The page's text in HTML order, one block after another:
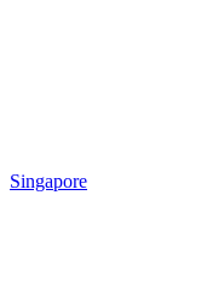
Singapore